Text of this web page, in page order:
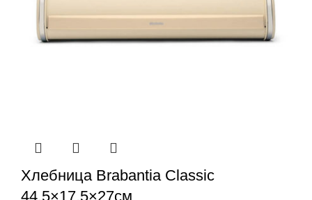
Хлебница Brabantia Classic
44,5×17,5×27см